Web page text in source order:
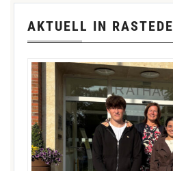
AKTUELL IN RASTEDE